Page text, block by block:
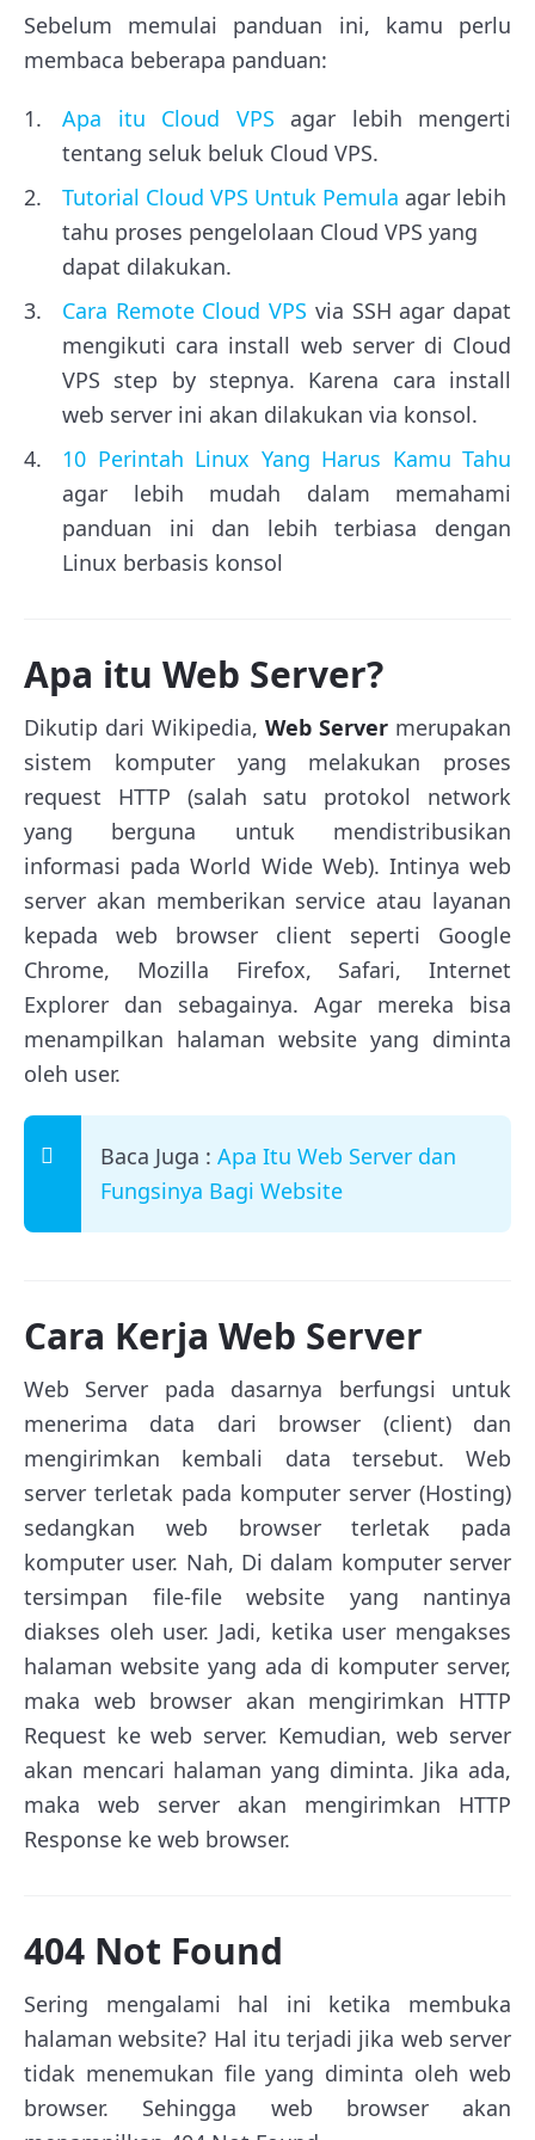
Sebelum memulai panduan ini, kamu perlu
membaca beberapa panduan:
Apa itu Cloud VPS agar lebih mengerti
tentang seluk beluk Cloud VPS.
Tutorial Cloud VPS Untuk Pemula agar lebih
tahu proses pengelolaan Cloud VPS yang
dapat dilakukan.
Cara Remote Cloud VPS via SSH agar dapat
mengikuti cara install web server di Cloud
VPS step by stepnya. Karena cara install
web server ini akan dilakukan via konsol.
10 Perintah Linux Yang Harus Kamu Tahu
agar lebih mudah dalam memahami
panduan ini dan lebih terbiasa dengan
Linux berbasis konsol
Apa itu Web Server?
Dikutip dari Wikipedia, Web Server merupakan
sistem komputer yang melakukan proses
request HTTP (salah satu protokol network
yang berguna untuk mendistribusikan
informasi pada World Wide Web). Intinya web
server akan memberikan service atau layanan
kepada web browser client seperti Google
Chrome, Mozilla Firefox, Safari, Internet
Explorer dan sebagainya. Agar mereka bisa
menampilkan halaman website yang diminta
oleh user.
Baca Juga : Apa Itu Web Server dan
Fungsinya Bagi Website
Cara Kerja Web Server
Web Server pada dasarnya berfungsi untuk
menerima data dari browser (client) dan
mengirimkan kembali data tersebut. Web
server terletak pada komputer server (Hosting)
sedangkan web browser terletak pada
komputer user. Nah, Di dalam komputer server
tersimpan file-file website yang nantinya
diakses oleh user. Jadi, ketika user mengakses
halaman website yang ada di komputer server,
maka web browser akan mengirimkan HTTP
Request ke web server. Kemudian, web server
akan mencari halaman yang diminta. Jika ada,
maka web server akan mengirimkan HTTP
Response ke web browser.
404 Not Found
Sering mengalami hal ini ketika membuka
halaman website? Hal itu terjadi jika web server
tidak menemukan file yang diminta oleh web
browser. Sehingga web browser akan